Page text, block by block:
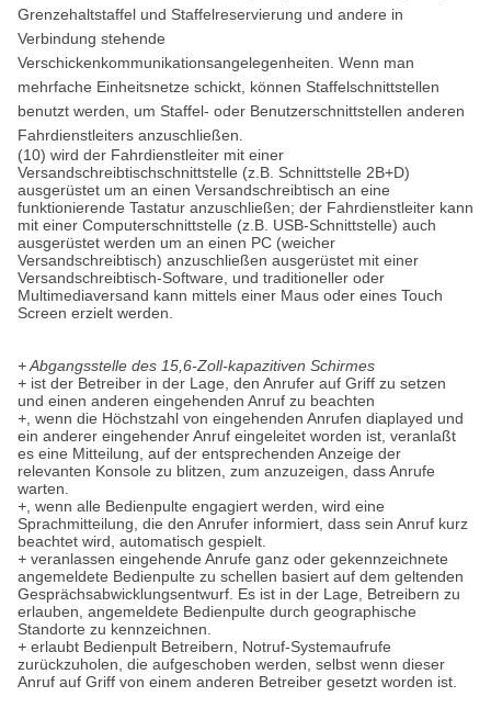
Grenzehaltstaffel und Staffelreservierung und andere in
Verbindung stehende
Verschickenkommunikationsangelegenheiten. Wenn man
mehrfache Einheitsnetze schickt, können Staffelschnittstellen
benutzt werden, um Staffel- oder Benutzerschnittstellen anderen
Fahrdienstleiters anzuschließen.
(10) wird der Fahrdienstleiter mit einer
Versandschreibtischschnittstelle (z.B. Schnittstelle 2B+D)
ausgerüstet um an einen Versandschreibtisch an eine
funktionierende Tastatur anzuschließen; der Fahrdienstleiter kann
mit einer Computerschnittstelle (z.B. USB-Schnittstelle) auch
ausgerüstet werden um an einen PC (weicher
Versandschreibtisch) anzuschließen ausgerüstet mit einer
Versandschreibtisch-Software, und traditioneller oder
Multimediaversand kann mittels einer Maus oder eines Touch
Screen erzielt werden.
+ Abgangsstelle des 15,6-Zoll-kapazitiven Schirmes
+ ist der Betreiber in der Lage, den Anrufer auf Griff zu setzen
und einen anderen eingehenden Anruf zu beachten
+ , wenn die Höchstzahl von eingehenden Anrufen diaplayed und
ein anderer eingehender Anruf eingeleitet worden ist, veranlaßt
es eine Mitteilung, auf der entsprechenden Anzeige der
relevanten Konsole zu blitzen, zum anzuzeigen, dass Anrufe
warten.
+ , wenn alle Bedienpulte engagiert werden, wird eine
Sprachmitteilung, die den Anrufer informiert, dass sein Anruf kurz
beachtet wird, automatisch gespielt.
+ veranlassen eingehende Anrufe ganz oder gekennzeichnete
angemeldete Bedienpulte zu schellen basiert auf dem geltenden
Gesprächsabwicklungsentwurf. Es ist in der Lage, Betreibern zu
erlauben, angemeldete Bedienpulte durch geographische
Standorte zu kennzeichnen.
+ erlaubt Bedienpult Betreibern, Notruf-Systemaufrufe
zurückzuholen, die aufgeschoben werden, selbst wenn dieser
Anruf auf Griff von einem anderen Betreiber gesetzt worden ist.